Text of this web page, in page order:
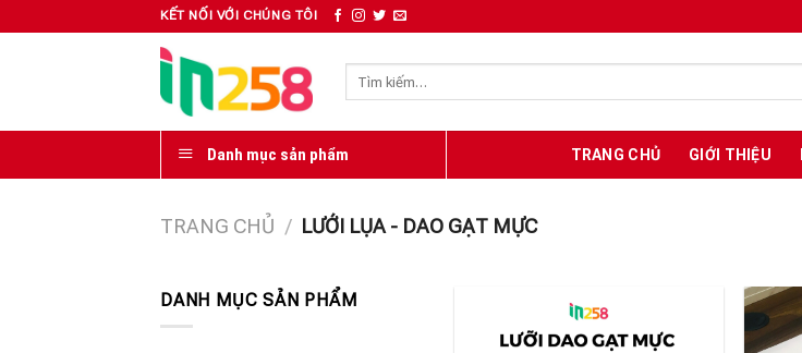
to
KẾT NỐI VỚI CHÚNG TÔI
Tìm
Danh mục sản phẩm TRANG CHỦ GIỚI THIỆU
TRANG CHỦ / LƯỚI LỤA - DAO GẠT MỰC
DANH MỤC SẢN PHẨM